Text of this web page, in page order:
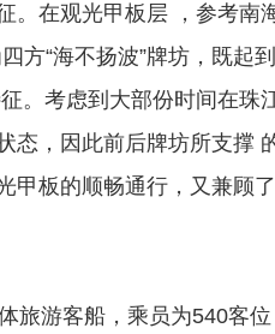
。在观光甲板层 ，参考南
方“海不扬波”牌坊，既起
。考虑到大部份时间在珠
态，因此前后牌坊所支撑
甲板的顺畅通行，又兼顾
旅游客船，乘员为540客